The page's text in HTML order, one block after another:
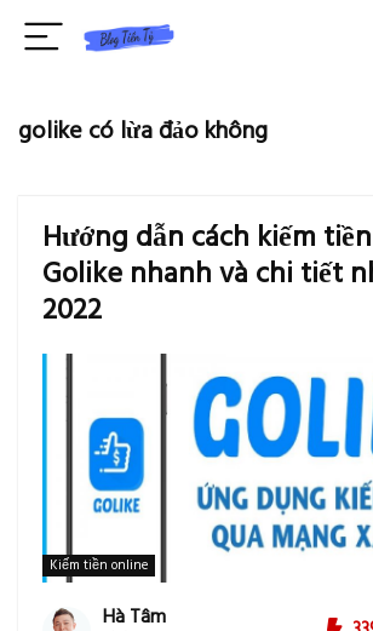
golike có lừa đảo không
Hướng dẫn cách kiếm
Golike nhanh và chi tiết
2022
Kiếm tiền online
Hà Tâm